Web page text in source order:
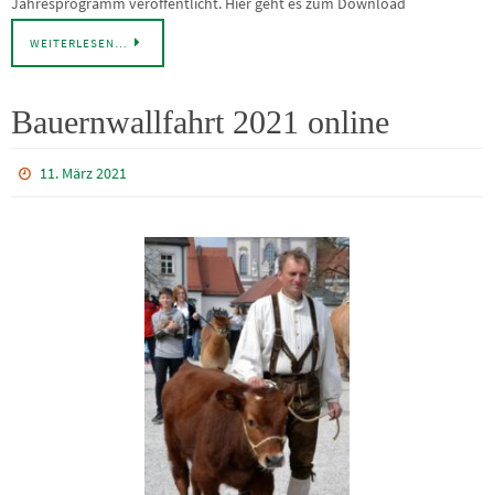
Jahresprogramm veröffentlicht. Hier geht es zum Download
WEITERLESEN…
Bauernwallfahrt 2021 online
11. März 2021